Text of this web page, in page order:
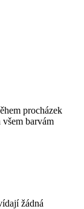
procházek
barvám
žádná